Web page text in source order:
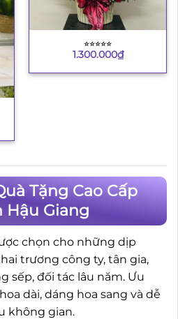
⭐︎⭐︎⭐︎⭐︎⭐︎
1.300.000₫
Tặng Cao Cấp
Hậu Giang
chọn cho những dịp
trương công ty, tân gia,
sếp, đối tác lâu năm. Ưu
dài, dáng hoa sang và dễ
không gian.